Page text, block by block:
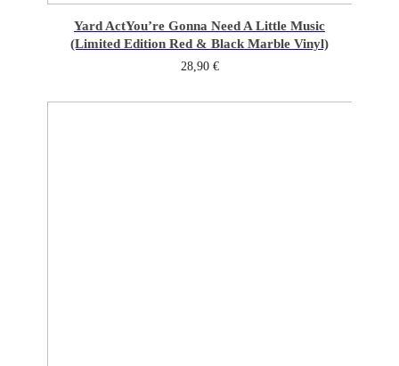
Yard ActYou’re Gonna Need A Little Music
(Limited Edition Red & Black Marble Vinyl)
28,90 €